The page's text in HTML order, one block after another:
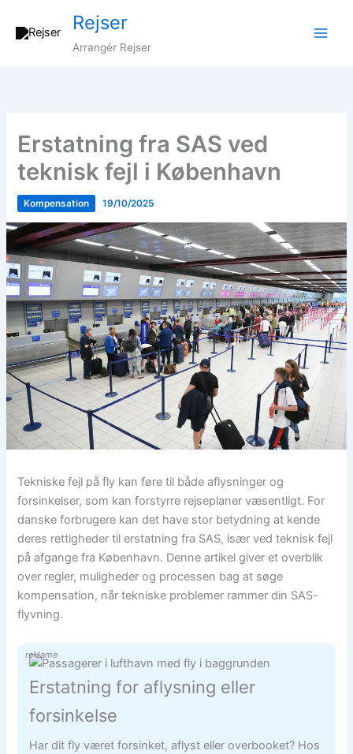
Rejser
Arrangér Rejser
Erstatning fra SAS ved
teknisk fejl i København
Kompensation 19/10/2025
Tekniske fejl på fly kan føre til både aflysninger og
forsinkelser, som kan forstyrre rejseplaner væsentligt. For
danske forbrugere kan det have stor betydning at kende
deres rettigheder til erstatning fra SAS, især ved teknisk fejl
på afgange fra København. Denne artikel giver et overblik
over regler, muligheder og processen bag at søge
kompensation, når tekniske problemer rammer din SAS-
flyvning.
reklame
Erstatning for aflysning eller
forsinkelse
Har dit fly været forsinket, aflyst eller overbooket? Hos